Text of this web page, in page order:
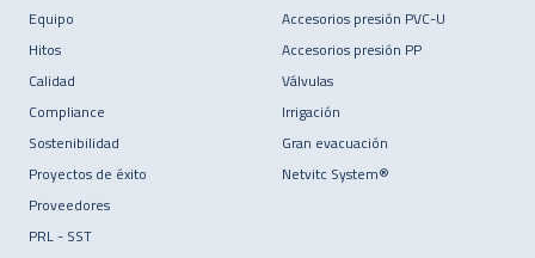
Equipo
Hitos
Calidad
Compliance
Sostenibilidad
Proyectos de éxito
Proveedores
PRL - SST
Accesorios presión PVC-U
Accesorios presión PP
Válvulas
Irrigación
Gran evacuación
Netvitc System®